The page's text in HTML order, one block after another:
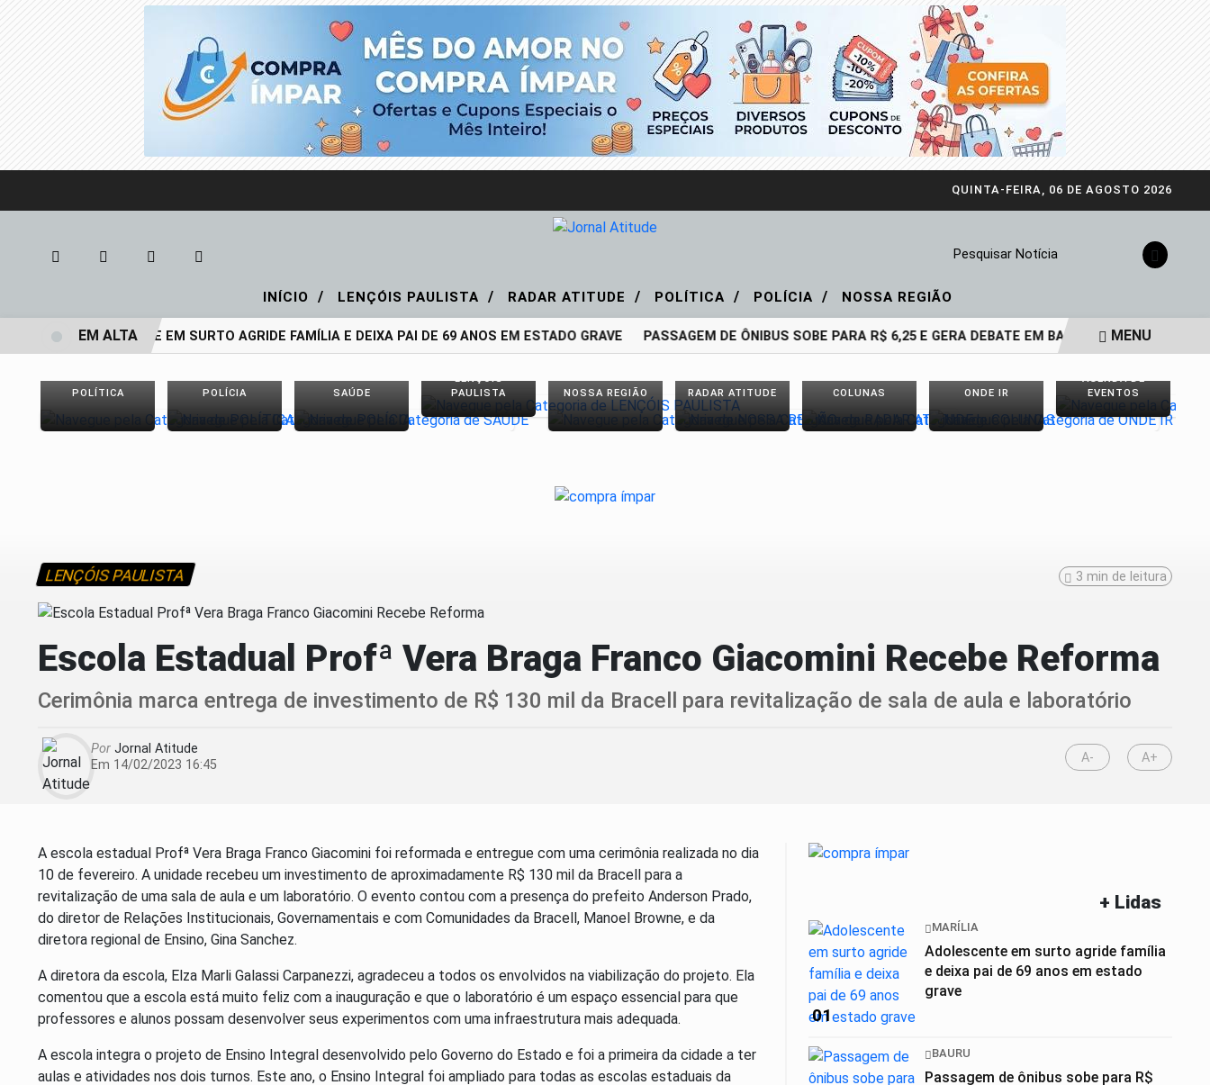
QUINTA-FEIRA, 06 DE AGOSTO 2026
Pesquisar Notícia
INÍCIO / LENÇÓIS PAULISTA / RADAR ATITUDE / POLÍTICA / POLÍCIA / NOSSA REGIÃO
ADOLESCENTE EM SURTO AGRIDE FAMÍLIA E DEIXA PAI DE 69 ANOS EM ESTADO GRAVE PASSAGEM DE ÔNIBUS SOBE PARA R$ 6,25 E GERA DEBATE EM BAURU DOZE ANOS
EM ALTA MENU
POLÍTICA POLÍCIA SAÚDE
LENÇÓIS
PAULISTA
NOSSA REGIÃO RADAR ATITUDE COLUNAS ONDE IR
AGENDA DE
EVENTOS
LENÇÓIS PAULISTA 3 min de leitura
Escola Estadual Profª Vera Braga Franco Giacomini Recebe Reforma
Cerimônia marca entrega de investimento de R$ 130 mil da Bracell para revitalização de sala de aula e laboratório
Por Jornal Atitude
Em 14/02/2023 16:45
A- A+
A escola estadual Profª Vera Braga Franco Giacomini foi reformada e entregue com uma cerimônia realizada no dia
10 de fevereiro. A unidade recebeu um investimento de aproximadamente R$ 130 mil da Bracell para a
revitalização de uma sala de aula e um laboratório. O evento contou com a presença do prefeito Anderson Prado,
do diretor de Relações Institucionais, Governamentais e com Comunidades da Bracell, Manoel Browne, e da
diretora regional de Ensino, Gina Sanchez.
A diretora da escola, Elza Marli Galassi Carpanezzi, agradeceu a todos os envolvidos na viabilização do projeto. Ela
comentou que a escola está muito feliz com a inauguração e que o laboratório é um espaço essencial para que
professores e alunos possam desenvolver seus experimentos com uma infraestrutura mais adequada.
A escola integra o projeto de Ensino Integral desenvolvido pelo Governo do Estado e foi a primeira da cidade a ter
aulas e atividades nos dois turnos. Este ano, o Ensino Integral foi ampliado para todas as escolas estaduais da
+ Lidas
01
MARÍLIA
Adolescente em surto agride família
e deixa pai de 69 anos em estado
grave
BAURU
Passagem de ônibus sobe para R$